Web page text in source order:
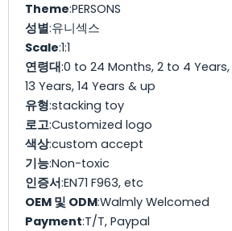
Theme:PERSONS
성별:유니섹스
Scale:1:1
연령대:0 to 24 Months, 2 to 4
13 Years, 14 Years & up
유형:stacking toy
로고:Customized logo
색상:custom accept
기능:Non-toxic
인증서:EN71 F963, etc
OEM 및 ODM:Walmly Welcomed
Payment:T/T, Paypal